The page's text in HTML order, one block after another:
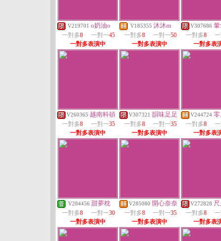
V219701 o奶油o
一對多8 一對一45
一對多表演中
V185355 沐沐m
一對多8 一對一50
一對多表演中
V307686
一對多8
一對多表
V260365 越南科頓
一對多8 一對一35
一對多表演中
V307321 韻味足足
一對多8 一對一35
一對多表演中
V244724
一對多8
一對多表
V284456 甜夢枕
一對多8 一對一30
一對多表演中
V285080 開心奈奈
一對多8 一對一35
一對多表演中
V272828
一對多8
一對多表